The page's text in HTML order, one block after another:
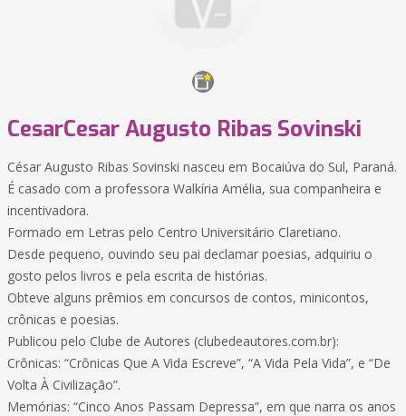
CesarCesar Augusto Ribas Sovinski
César Augusto Ribas Sovinski nasceu em Bocaiúva do Sul, Paraná.
É casado com a professora Walkíria Amélia, sua companheira e
incentivadora.
Formado em Letras pelo Centro Universitário Claretiano.
Desde pequeno, ouvindo seu pai declamar poesias, adquiriu o
gosto pelos livros e pela escrita de histórias.
Obteve alguns prêmios em concursos de contos, minicontos,
crônicas e poesias.
Publicou pelo Clube de Autores (clubedeautores.com.br):
Crônicas: “Crônicas Que A Vida Escreve”, “A Vida Pela Vida”, e “De
Volta À Civilização”.
Memórias: “Cinco Anos Passam Depressa”, em que narra os anos